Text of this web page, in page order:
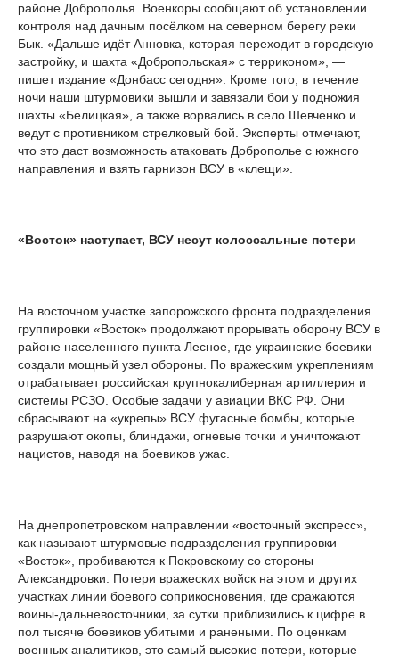
районе Доброполья. Военкоры сообщают об установлении
контроля над дачным посёлком на северном берегу реки
Бык. «Дальше идёт Анновка, которая переходит в городскую
застройку, и шахта «Добропольская» с терриконом», —
пишет издание «Донбасс сегодня». Кроме того, в течение
ночи наши штурмовики вышли и завязали бои у подножия
шахты «Белицкая», а также ворвались в село Шевченко и
ведут с противником стрелковый бой. Эксперты отмечают,
что это даст возможность атаковать Доброполье с южного
направления и взять гарнизон ВСУ в «клещи».
«Восток» наступает, ВСУ несут колоссальные потери
На восточном участке запорожского фронта подразделения
группировки «Восток» продолжают прорывать оборону ВСУ в
районе населенного пункта Лесное, где украинские боевики
создали мощный узел обороны. По вражеским укреплениям
отрабатывает российская крупнокалиберная артиллерия и
системы РСЗО. Особые задачи у авиации ВКС РФ. Они
сбрасывают на «укрепы» ВСУ фугасные бомбы, которые
разрушают окопы, блиндажи, огневые точки и уничтожают
нацистов, наводя на боевиков ужас.
На днепропетровском направлении «восточный экспресс»,
как называют штурмовые подразделения группировки
«Восток», пробиваются к Покровскому со стороны
Александровки. Потери вражеских войск на этом и других
участках линии боевого соприкосновения, где сражаются
воины-дальневосточники, за сутки приблизились к цифре в
пол тысяче боевиков убитыми и ранеными. По оценкам
военных аналитиков, это самый высокие потери, которые